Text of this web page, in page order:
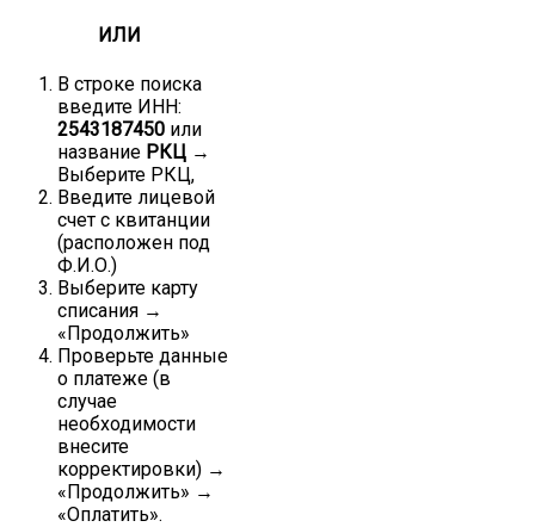
ИЛИ
В строке поиска
введите ИНН:
2543187450 или
название РКЦ →
Выберите РКЦ,
Введите лицевой
счет с квитанции
(расположен под
Ф.И.О.)
Выберите карту
списания →
«Продолжить»
Проверьте данные
о платеже (в
случае
необходимости
внесите
корректировки) →
«Продолжить» →
«Оплатить».